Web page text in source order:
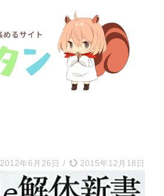
2012年6月26日 / 2015年12月18日